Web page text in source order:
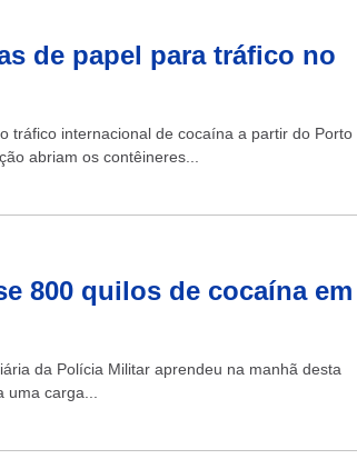
de papel para tráfico no
tráfico internacional de cocaína a partir do Porto
abriam os contêineres...
800 quilos de cocaína em
da Polícia Militar aprendeu na manhã desta
carga...